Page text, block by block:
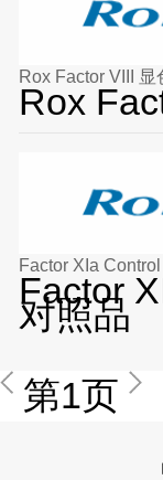
Rox Factor VIII 显
Rox
Factor XIa
Factor
对照品
第1页